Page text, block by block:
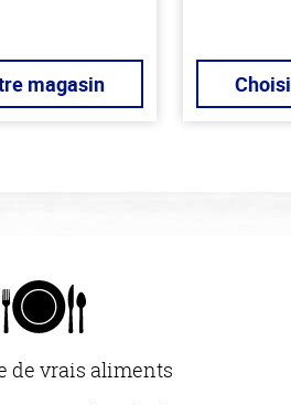
magasin
de vrais aliments